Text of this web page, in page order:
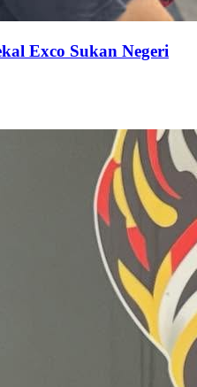
Exco Sukan Negeri